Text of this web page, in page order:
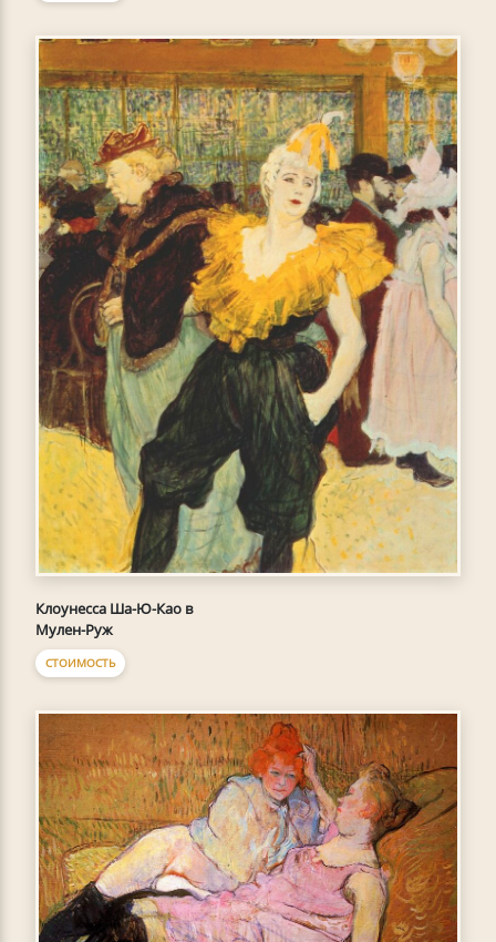
Клоунесса Ша-Ю-Као в
Мулен-Руж
СТОИМОСТЬ